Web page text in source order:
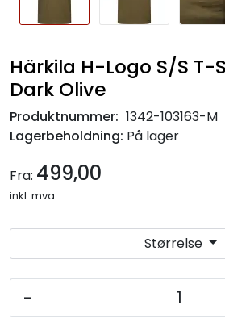
Härkila H-Logo S/S T-
Dark Olive
Produktnummer: 1342-103163-M
Lagerbeholdning: På lager
Fra: 499,00
inkl. mva.
Størrelse
-